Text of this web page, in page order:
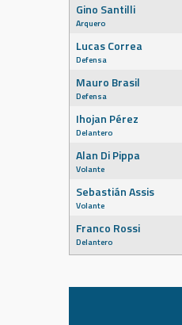
Gino Santilli
Arquero
Lucas Correa
Defensa
Mauro Brasil
Defensa
Ihojan Pérez
Delantero
Alan Di Pippa
Volante
Sebastián Assis
Volante
Franco Rossi
Delantero